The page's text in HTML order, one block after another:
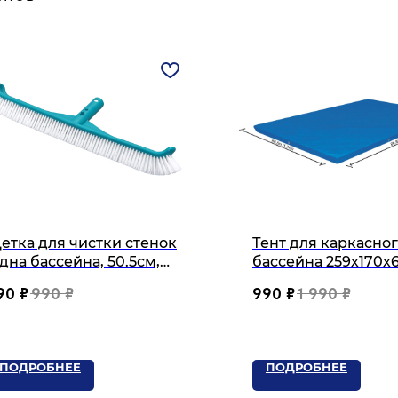
для чистки стенок
бассейна, 50.5см,
₽990 ₽
ПОДРОБНЕЕ
Тент для
бассейна
990 ₽1 990 ₽
ПОДРОБНЕЕ